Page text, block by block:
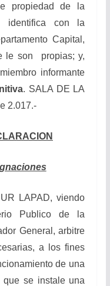
propiedad de la
identifica con la
Capital,
le son propias; y,
informante
. SALA DE LA
2.017.-
LAPAD, viendo
Publico de la
General, arbitre
a los fines
de una
se instale una